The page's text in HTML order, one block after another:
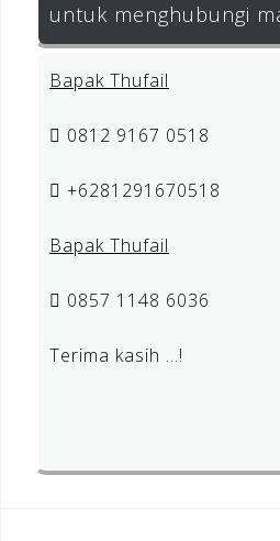
untuk menghubungi
Bapak Thufail
0812 9167 0518
+6281291670518
Bapak Thufail
0857 1148 6036
Terima kasih …!